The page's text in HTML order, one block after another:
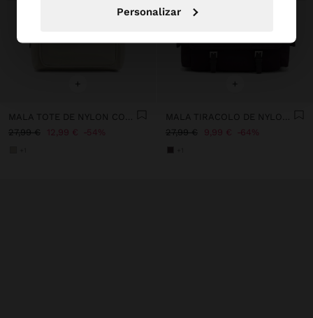
Personalizar
+
MALA TOTE DE NYLON COM ABA DUPLA
27,99 €
12,99 € 54%
+
MALA TIRACOLO DE NYLON COM ABA
27,99 €
9,99 € 64%